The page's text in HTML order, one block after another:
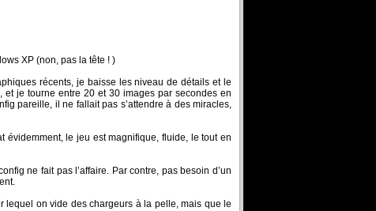
XP (non, pas la tête ! )
récents, je baisse les niveau de détails et le
et je tourne entre 20 et 30 images par secondes en
pareille, il ne fallait pas s’attendre à des miracles,
évidemment, le jeu est magnifique, fluide, le tout en
ne fait pas l’affaire. Par contre, pas besoin d’un
lequel on vide des chargeurs à la pelle, mais que le